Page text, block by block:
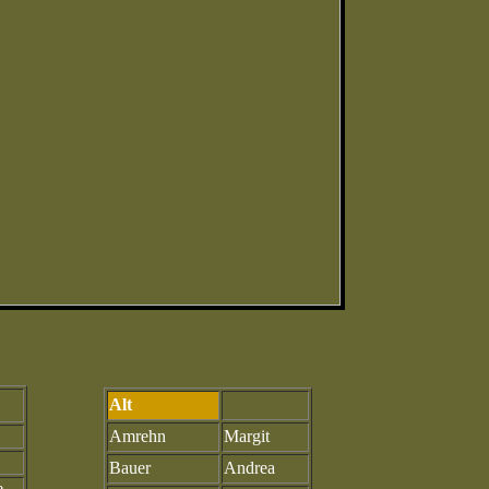
Alt
Amrehn
Margit
Bauer
Andrea